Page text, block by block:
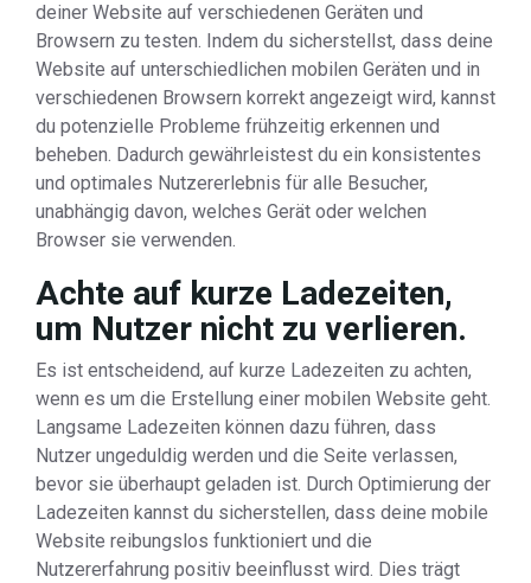
deiner Website auf verschiedenen Geräten und
Browsern zu testen. Indem du sicherstellst, dass deine
Website auf unterschiedlichen mobilen Geräten und in
verschiedenen Browsern korrekt angezeigt wird, kannst
du potenzielle Probleme frühzeitig erkennen und
beheben. Dadurch gewährleistest du ein konsistentes
und optimales Nutzererlebnis für alle Besucher,
unabhängig davon, welches Gerät oder welchen
Browser sie verwenden.
Achte auf kurze Ladezeiten,
um Nutzer nicht zu verlieren.
Es ist entscheidend, auf kurze Ladezeiten zu achten,
wenn es um die Erstellung einer mobilen Website geht.
Langsame Ladezeiten können dazu führen, dass
Nutzer ungeduldig werden und die Seite verlassen,
bevor sie überhaupt geladen ist. Durch Optimierung der
Ladezeiten kannst du sicherstellen, dass deine mobile
Website reibungslos funktioniert und die
Nutzererfahrung positiv beeinflusst wird. Dies trägt